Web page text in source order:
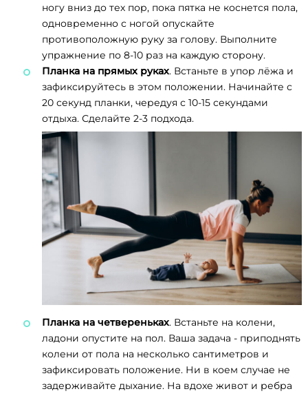
ногу вниз до тех пор, пока пятка не коснется пола,
одновременно с ногой опускайте
противоположную руку за голову. Выполните
упражнение по 8-10 раз на каждую сторону.
Планка на прямых руках. Встаньте в упор лёжа и
зафиксируйтесь в этом положении. Начинайте с
20 секунд планки, чередуя с 10-15 секундами
отдыха. Сделайте 2-3 подхода.
Планка на четвереньках. Встаньте на колени,
ладони опустите на пол. Ваша задача - приподнять
колени от пола на несколько сантиметров и
зафиксировать положение. Ни в коем случае не
задерживайте дыхание. На вдохе живот и ребра